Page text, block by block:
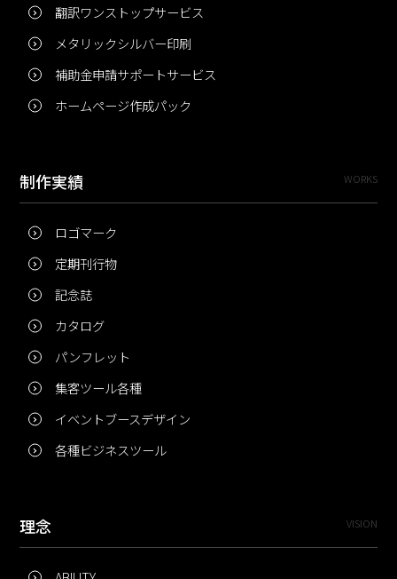
翻訳ワンストップサービス
メタリックシルバー印刷
補助金申請サポートサービス
ホームページ作成パック
制作実績 WORKS
ロゴマーク
定期刊行物
記念誌
カタログ
パンフレット
集客ツール各種
イベントブースデザイン
各種ビジネスツール
理念 VISION